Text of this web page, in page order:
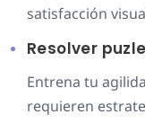
satisfacción
Resolver
Entrena tu
requieren